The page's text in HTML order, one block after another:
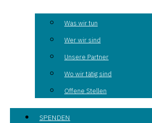
Was wir tun
Wer wir sind
Unsere Partner
Wo wir tätig sind
Offene Stellen
SPENDEN